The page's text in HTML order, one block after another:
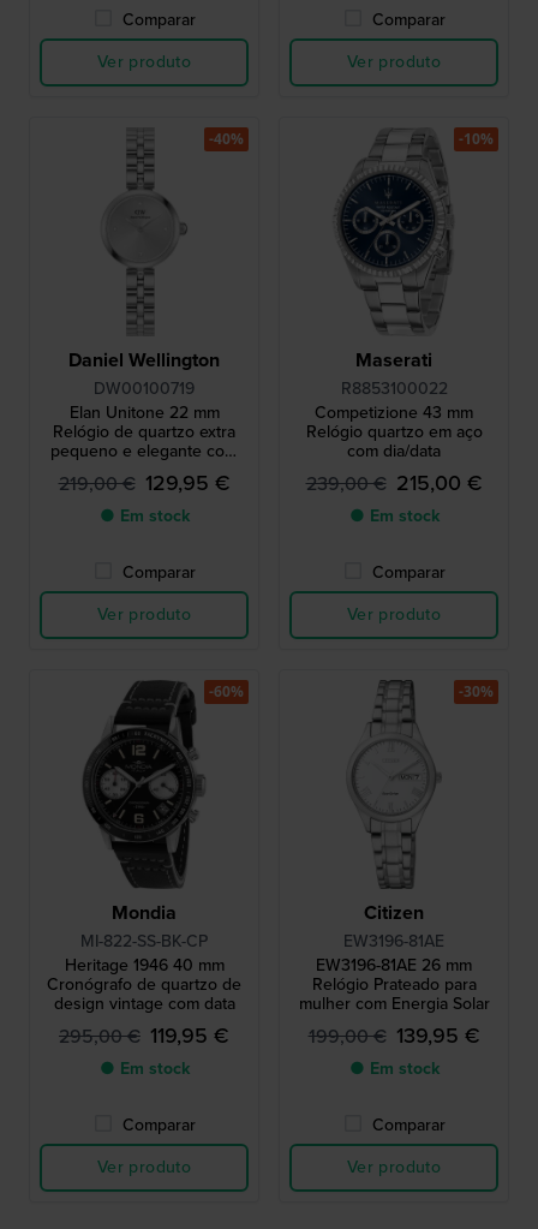
Comparar
Ver produto
Comparar
Ver produto
Daniel Wellington
DW00100719
Elan Unitone 22 mm
Relógio de quartzo extra
pequeno e elegante com
índices em cristal
219,00 € 129,95 €
● Em stock
Comparar
Ver produto
-40%
Maserati
R8853100022
Competizione 43 mm
Relógio quartzo em aço
com dia/data
239,00 € 215,00 €
● Em stock
Comparar
Ver produto
-10%
Mondia
MI-822-SS-BK-CP
Heritage 1946 40 mm
Cronógrafo de quartzo de
design vintage com data
295,00 € 119,95 €
● Em stock
Comparar
Ver produto
-60%
Citizen
EW3196-81AE
EW3196-81AE 26 mm
Relógio Prateado para
mulher com Energia Solar
199,00 € 139,95 €
● Em stock
Comparar
Ver produto
-30%